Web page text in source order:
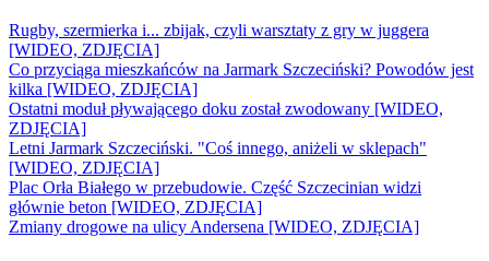
Rugby, szermierka i... zbijak, czyli warsztaty z gry w juggera
[WIDEO, ZDJĘCIA]
Co przyciąga mieszkańców na Jarmark Szczeciński? Powodów jest
kilka [WIDEO, ZDJĘCIA]
Ostatni moduł pływającego doku został zwodowany [WIDEO,
ZDJĘCIA]
Letni Jarmark Szczeciński. "Coś innego, aniżeli w sklepach"
[WIDEO, ZDJĘCIA]
Plac Orła Białego w przebudowie. Część Szczecinian widzi
głównie beton [WIDEO, ZDJĘCIA]
Zmiany drogowe na ulicy Andersena [WIDEO, ZDJĘCIA]